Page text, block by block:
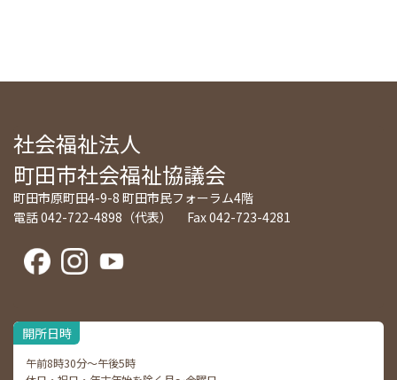
社会福祉法人
町田市社会福祉協議会
町田市原町田4-9-8 町田市民フォーラム4階
電話 042-722-4898（代表） Fax 042-723-4281
開所日時
午前8時30分～午後5時